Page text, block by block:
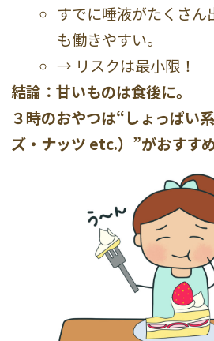
すでに唾液がたくさん
も働きやすい。
→ リスクは最小限！
結論：甘いものは食後に。
３時のおやつは“しょっぱい
ズ・ナッツ etc.）”がおすす